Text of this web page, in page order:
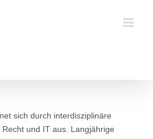
sich durch interdisziplinäre
und IT aus. Langjährige